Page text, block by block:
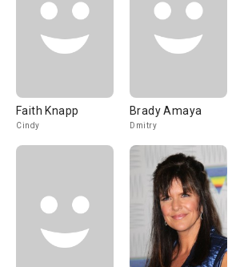
Faith Knapp
Cindy
Brady Amaya
Dmitry